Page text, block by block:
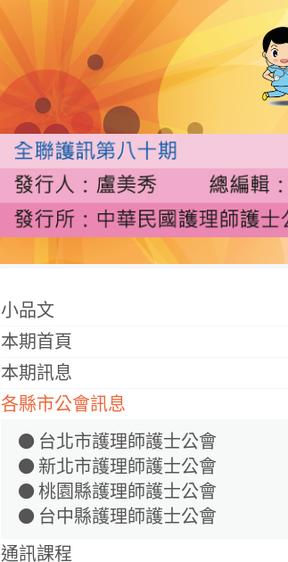
小品文
本期首頁
本期訊息
各縣市公會訊息
台北市護理師護士公會
新北市護理師護士公會
桃園縣護理師護士公會
台中縣護理師護士公會
通訊課程